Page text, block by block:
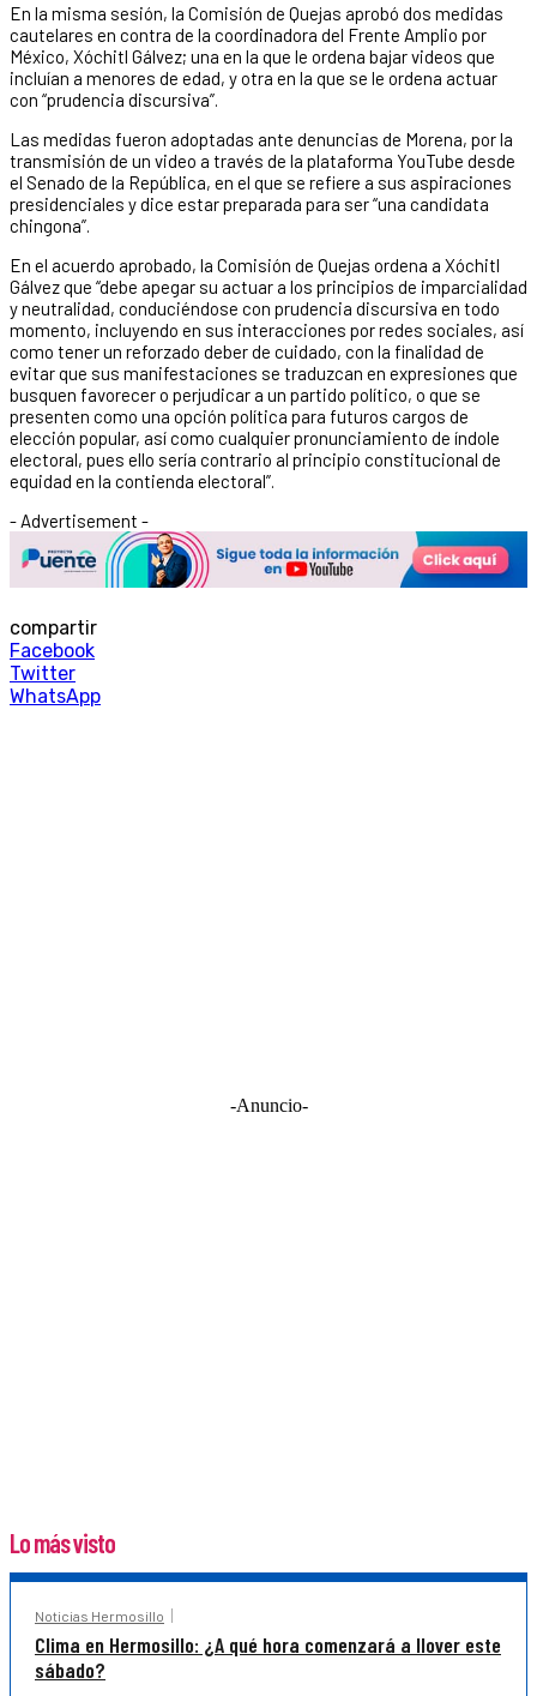
En la misma sesión, la Comisión de Quejas aprobó dos medidas
cautelares en contra de la coordinadora del Frente Amplio por
México, Xóchitl Gálvez; una en la que le ordena bajar videos que
incluían a menores de edad, y otra en la que se le ordena actuar
con “prudencia discursiva”.
Las medidas fueron adoptadas ante denuncias de Morena, por la
transmisión de un video a través de la plataforma YouTube desde
el Senado de la República, en el que se refiere a sus aspiraciones
presidenciales y dice estar preparada para ser “una candidata
chingona”.
En el acuerdo aprobado, la Comisión de Quejas ordena a Xóchitl
Gálvez que “debe apegar su actuar a los principios de imparcialidad
y neutralidad, conduciéndose con prudencia discursiva en todo
momento, incluyendo en sus interacciones por redes sociales, así
como tener un reforzado deber de cuidado, con la finalidad de
evitar que sus manifestaciones se traduzcan en expresiones que
busquen favorecer o perjudicar a un partido político, o que se
presenten como una opción política para futuros cargos de
elección popular, así como cualquier pronunciamiento de índole
electoral, pues ello sería contrario al principio constitucional de
equidad en la contienda electoral”.
- Advertisement -
compartir
Facebook
Twitter
WhatsApp
-Anuncio-
Lo más visto
Noticias Hermosillo
Clima en Hermosillo: ¿A qué hora comenzará a llover este
sábado?